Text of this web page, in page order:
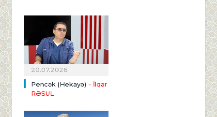
20.07.2026
Pencək (Hekayə) - İlqar
RƏSUL